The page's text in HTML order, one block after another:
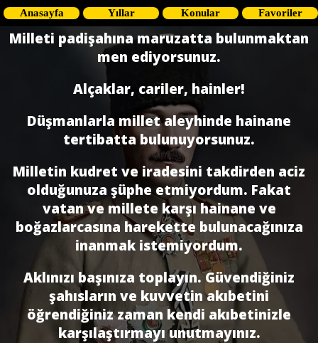
Anasayfa Yıllar Konular Favoriler
Milleti padişahına maruzatta bulunmaktan
men ediyorsunuz.
Alçaklar, cariler, hainler!
Düşmanlarla millet aleyhinde hainane
tertibatta bulunuyorsunuz.
Milletin kudret ve iradesini takdirden aciz
olduğunuza şüphe etmiyordum. Fakat
vatan ve millete karşı hainane ve
boğazlarcasına harekette bulunacağınıza
inanmak istemiyordum.
Aklınızı başınıza toplayın. Güvendiğiniz
şahısların ve kuvvetin akıbetini
öğrendiğiniz zaman kendi akıbetinizle
karşılaştırmayı unutmayınız.